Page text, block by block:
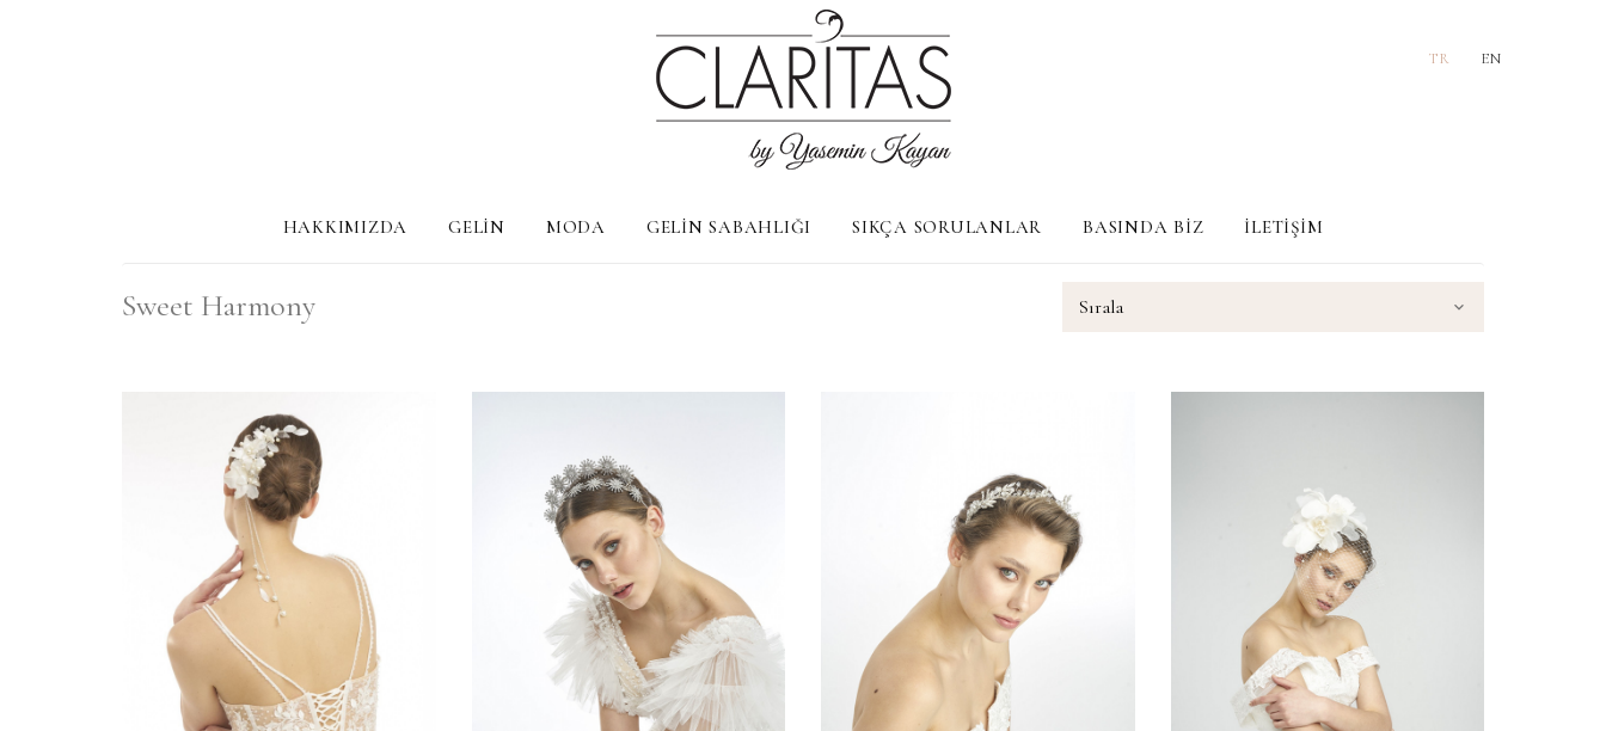
TR EN
HAKKIMIZDA GELİN MODA GELİN SABAHLIĞI SIKÇA SORULANLAR BASINDA BİZ İLETİŞİM
Sweet Harmony